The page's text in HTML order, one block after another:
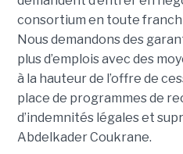
consortium en toute
Nous demandons des
plus d’emplois avec des
à la hauteur de l’offre de
place de programmes de
d’indemnités légales et
Abdelkader Coukrane.